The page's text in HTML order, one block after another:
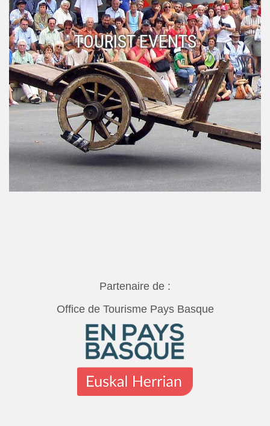
TOURIST EVENTS
Partenaire de :
Office de Tourisme Pays Basque